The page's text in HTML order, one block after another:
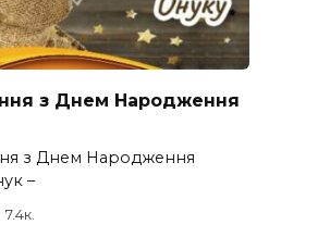
з Днем Народження
з Днем Народження
–
7.4к.